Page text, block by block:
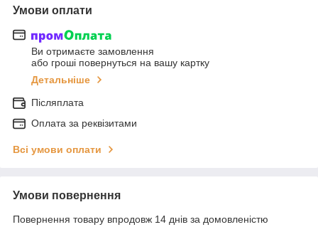
Умови оплати
Ви отримаєте замовлення
або гроші повернуться на вашу картку
Детальніше
Післяплата
Оплата за реквізитами
Всі умови оплати
Умови повернення
Повернення товару впродовж 14 днів за домовленістю